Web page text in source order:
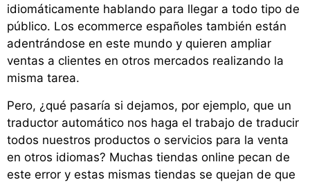
idiomáticamente hablando para llegar a todo tipo de
público. Los ecommerce españoles también están
adentrándose en este mundo y quieren ampliar
ventas a clientes en otros mercados realizando la
misma tarea.
Pero, ¿qué pasaría si dejamos, por ejemplo, que un
traductor automático nos haga el trabajo de traducir
todos nuestros productos o servicios para la venta
en otros idiomas? Muchas tiendas online pecan de
este error y estas mismas tiendas se quejan de que